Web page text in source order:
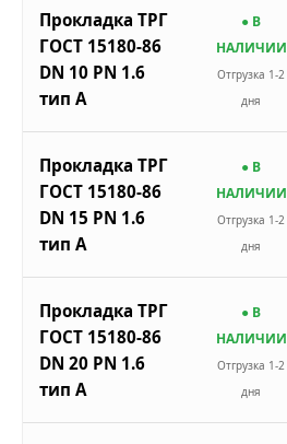
Прокладка ТРГ
ГОСТ 15180-86
DN 10 PN 1.6
тип A
● В
НАЛИЧИИ
Отгрузка 1-2
дня
Прокладка ТРГ
ГОСТ 15180-86
DN 15 PN 1.6
тип A
● В
НАЛИЧИИ
Отгрузка 1-2
дня
Прокладка ТРГ
ГОСТ 15180-86
DN 20 PN 1.6
тип A
● В
НАЛИЧИИ
Отгрузка 1-2
дня